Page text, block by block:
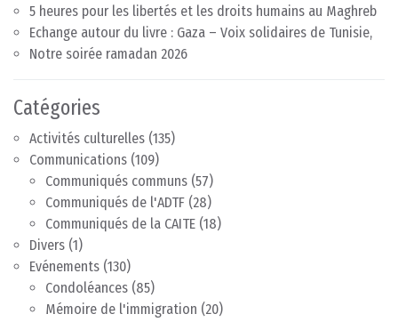
5 heures pour les libertés et les droits humains au Maghreb
Echange autour du livre : Gaza – Voix solidaires de Tunisie,
Notre soirée ramadan 2026
Catégories
Activités culturelles (135)
Communications (109)
Communiqués communs (57)
Communiqués de l'ADTF (28)
Communiqués de la CAITE (18)
Divers (1)
Evénements (130)
Condoléances (85)
Mémoire de l'immigration (20)